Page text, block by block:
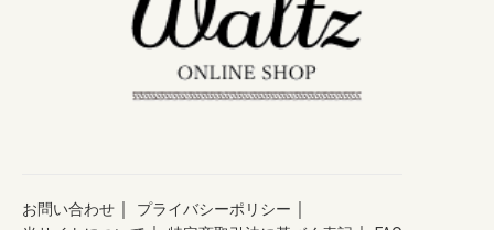
お問い合わせ ｜ プライバシーポリシー ｜